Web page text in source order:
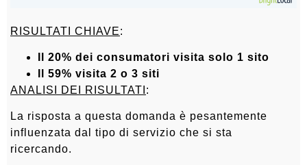
RISULTATI CHIAVE:
Il 20% dei consumatori visita solo 1 sito
Il 59% visita 2 o 3 siti
ANALISI DEI RISULTATI :
La risposta a questa domanda è pesantemente
influenzata dal tipo di servizio che si sta
ricercando.